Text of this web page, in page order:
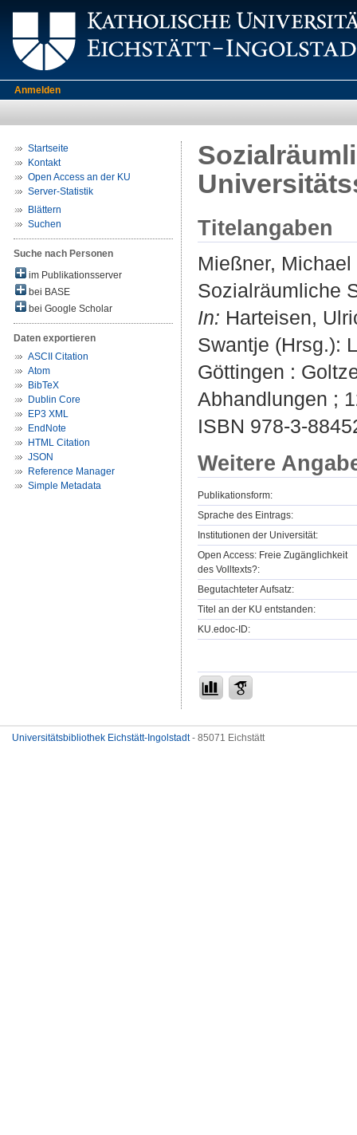
Anmelden
Startseite
Kontakt
Open Access an der KU
Server-Statistik
Blättern
Suchen
Suche nach Personen
im Publikationsserver
bei BASE
bei Google Scholar
Daten exportieren
ASCII Citation
Atom
BibTeX
Dublin Core
EP3 XML
EndNote
HTML Citation
JSON
Reference Manager
Simple Metadata
Titelangaben
Mießner, Michael
Sozialräumliche
In: Harteisen,
Swantje (Hrsg.):
Göttingen :
Abhandlungen ;
ISBN 978-3-
Weitere
Publikationsform:
Sprache des Eintrags:
Institutionen der Universität:
Open Access: Freie Zugänglichkeit
des Volltexts?:
Begutachteter Aufsatz:
Titel an der KU entstanden:
KU.edoc-ID:
Universitätsbibliothek Eichstätt-Ingolstadt- 85071 Eichstätt